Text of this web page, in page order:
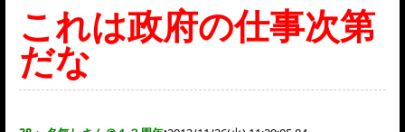
これは政府の仕事次第
だな